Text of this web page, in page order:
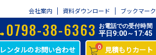
会社案内 資料ダウンロード ブックマーク
0798-38-6363 お電話での受付時間
平日9:00～17:45
レンタルのお問い合わせ 0 見積もりカート